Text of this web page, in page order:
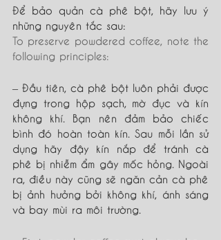
Để bảo quản cà phê bột, hãy lưu ý
những nguyên tắc sau:
To preserve powdered coffee, note the
following principles:
– Đầu tiên, cà phê bột luôn phải được
đựng trong hộp sạch, mờ đục và kín
không khí. Bạn nên đảm bảo chiếc
bình đó hoàn toàn kín. Sau mỗi lần sử
dụng hãy đậy kín nắp để tránh cà
phê bị nhiễm ẩm gây mốc hỏng. Ngoài
ra, điều này cũng sẽ ngăn cản cà phê
bị ảnh hưởng bởi không khí, ánh sáng
và bay mùi ra môi trường.